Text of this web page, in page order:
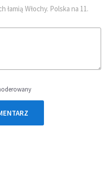
Włochy. Polska na 11.